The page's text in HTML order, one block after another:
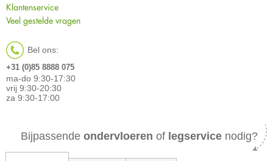
Klantenservice
Veel gestelde vragen
Bel ons:
+31 (0)85 8888 075
ma-do 9:30-17:30
vrij 9:30-20:30
za 9:30-17:00
Bijpassende ondervloeren of legservice nodig?